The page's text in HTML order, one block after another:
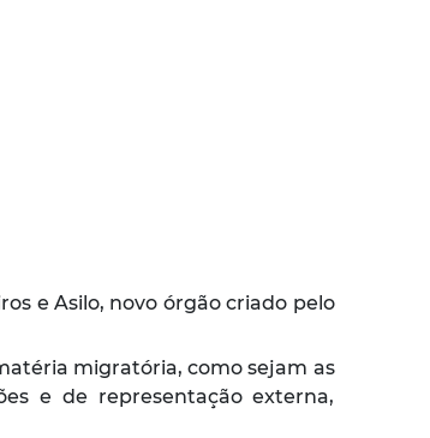
e Asilo, novo órgão criado pelo
migratória, como sejam as
e de representação externa,